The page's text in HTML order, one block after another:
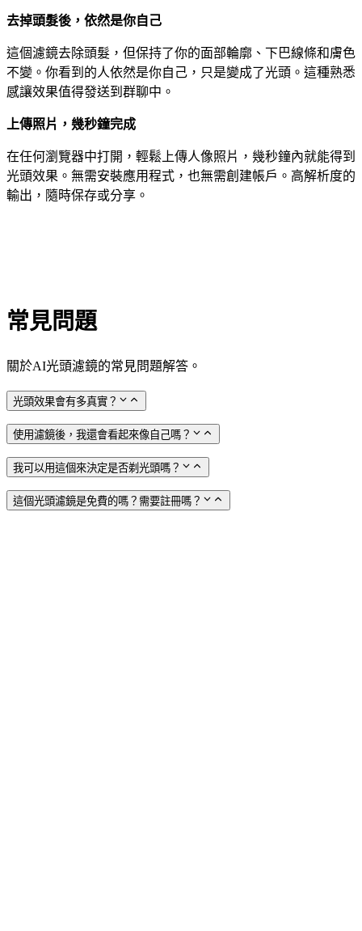
去掉頭髮後，依然是你自己
這個濾鏡去除頭髮，但保持了你的面部輪廓、下巴線條和膚色
不變。你看到的人依然是你自己，只是變成了光頭。這種熟悉
感讓效果值得發送到群聊中。
上傳照片，幾秒鐘完成
在任何瀏覽器中打開，輕鬆上傳人像照片，幾秒鐘內就能得到
光頭效果。無需安裝應用程式，也無需創建帳戶。高解析度的
輸出，隨時保存或分享。
常見問題
關於AI光頭濾鏡的常見問題解答。
光頭效果會有多真實？
使用濾鏡後，我還會看起來像自己嗎？
我可以用這個來決定是否剃光頭嗎？
這個光頭濾鏡是免費的嗎？需要註冊嗎？